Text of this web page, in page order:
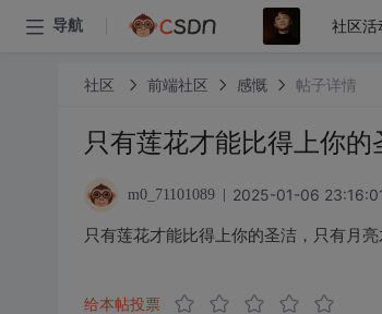
导航 社区活
社区 前端社区 感慨 帖子详情
只有莲花才能比得上你的
m0_71101089 2025-01-06
只有莲花才能比得上你的圣洁，只有月
给本帖投票